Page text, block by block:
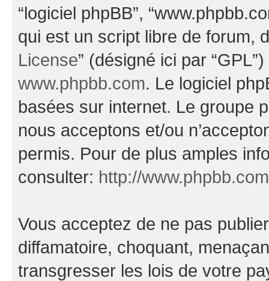
“logiciel phpBB”,
qui est un script libre de forum,
License” (désigné ici par
www.phpbb.com. Le logiciel
basées sur internet. Le groupe
nous acceptons et/ou
permis. Pour de plus amples
consulter: http://
Vous acceptez de ne pas
diffamatoire, choquant,
transgresser les lois de votre